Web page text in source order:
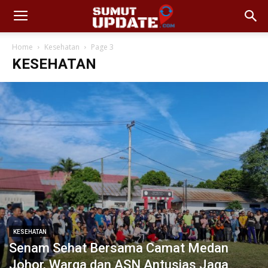
Home Kesehatan Page 3
KESEHATAN
KESEHATAN
Senam Sehat Bersama Camat Medan
Johor, Warga dan ASN Antusias Jaga